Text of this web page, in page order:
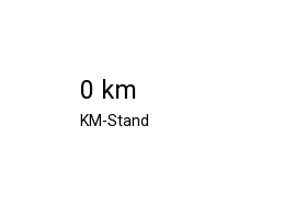
0 km
KM-Stand